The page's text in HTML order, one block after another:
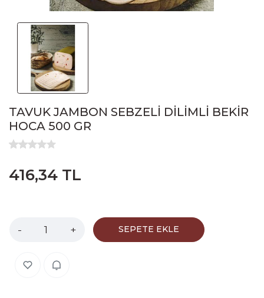
TAVUK JAMBON SEBZELİ DİLİMLİ BEKİR
HOCA 500 GR
416,34 TL
- + SEPETE EKLE